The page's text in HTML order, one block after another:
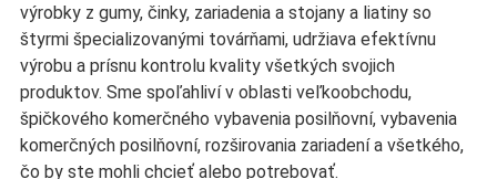
výrobky z gumy, činky, zariadenia a stojany a liatiny so
štyrmi špecializovanými továrňami, udržiava efektívnu
výrobu a prísnu kontrolu kvality všetkých svojich
produktov. Sme spoľahliví v oblasti veľkoobchodu,
špičkového komerčného vybavenia posilňovní, vybavenia
komerčných posilňovní, rozširovania zariadení a všetkého,
čo by ste mohli chcieť alebo potrebovať.